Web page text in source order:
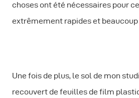
choses ont été nécessaires pour
extrêmement rapides et beaucoup
Une fois de plus, le sol de mon
recouvert de feuilles de film